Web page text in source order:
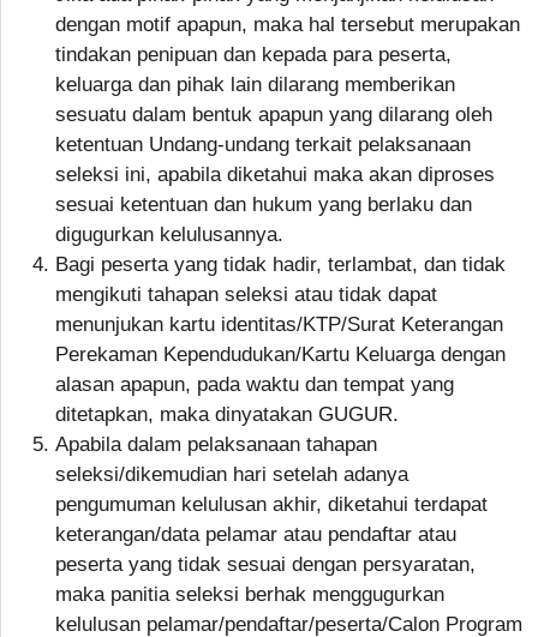
dengan motif apapun, maka hal tersebut merupakan
tindakan penipuan dan kepada para peserta,
keluarga dan pihak lain dilarang memberikan
sesuatu dalam bentuk apapun yang dilarang oleh
ketentuan Undang-undang terkait pelaksanaan
seleksi ini, apabila diketahui maka akan diproses
sesuai ketentuan dan hukum yang berlaku dan
digugurkan kelulusannya.
Bagi peserta yang tidak hadir, terlambat, dan tidak
mengikuti tahapan seleksi atau tidak dapat
menunjukan kartu identitas/KTP/Surat Keterangan
Perekaman Kependudukan/Kartu Keluarga dengan
alasan apapun, pada waktu dan tempat yang
ditetapkan, maka dinyatakan GUGUR.
Apabila dalam pelaksanaan tahapan
seleksi/dikemudian hari setelah adanya
pengumuman kelulusan akhir, diketahui terdapat
keterangan/data pelamar atau pendaftar atau
peserta yang tidak sesuai dengan persyaratan,
maka panitia seleksi berhak menggugurkan
kelulusan pelamar/pendaftar/peserta/Calon Program